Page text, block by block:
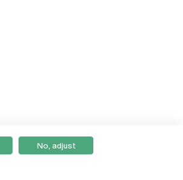
No, adjust